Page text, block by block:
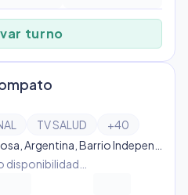
turno
TV SALUD +40
disponibilidad…